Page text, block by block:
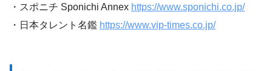
・スポニチ Sponichi Annex https://www.sponichi.co.jp/
・日本タレント名鑑 https://www.vip-times.co.jp/